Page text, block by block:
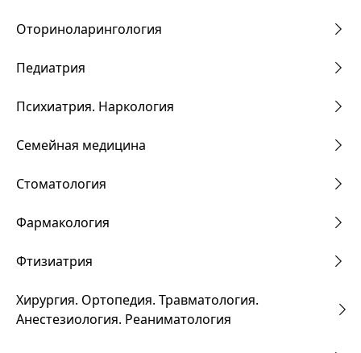
Оториноларингология
Педиатрия
Психиатрия. Наркология
Семейная медицина
Стоматология
Фармакология
Фтизиатрия
Хирургия. Ортопедия. Травматология.
Анестезиология. Реаниматология